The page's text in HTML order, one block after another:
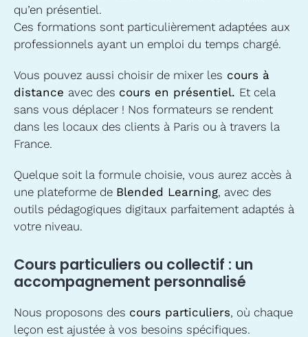
qu’en présentiel.
Ces formations sont particulièrement adaptées aux
professionnels ayant un emploi du temps chargé.
Vous pouvez aussi choisir de mixer les cours à
distance avec des cours en présentiel. Et cela
sans vous déplacer ! Nos formateurs se rendent
dans les locaux des clients à Paris ou à travers la
France.
Quelque soit la formule choisie, vous aurez accès à
une plateforme de Blended Learning, avec des
outils pédagogiques digitaux parfaitement adaptés à
votre niveau.
Cours particuliers ou collectif : un
accompagnement personnalisé
Nous proposons des cours particuliers, où chaque
leçon est ajustée à vos besoins spécifiques.